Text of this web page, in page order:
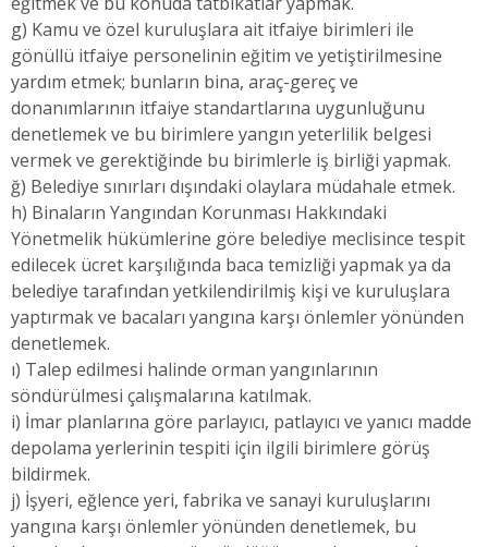
g) Kamu ve özel kuruluşlara ait itfaiye birimleri ile
gönüllü itfaiye personelinin eğitim ve yetiştirilmesine
yardım etmek; bunların bina, araç-gereç ve
donanımlarının itfaiye standartlarına uygunluğunu
denetlemek ve bu birimlere yangın yeterlilik belgesi
vermek ve gerektiğinde bu birimlerle iş birliği yapmak.
ğ) Belediye sınırları dışındaki olaylara müdahale etmek.
h) Binaların Yangından Korunması Hakkındaki
Yönetmelik hükümlerine göre belediye meclisince tespit
edilecek ücret karşılığında baca temizliği yapmak ya da
belediye tarafından yetkilendirilmiş kişi ve kuruluşlara
yaptırmak ve bacaları yangına karşı önlemler yönünden
denetlemek.
ı) Talep edilmesi halinde orman yangınlarının
söndürülmesi çalışmalarına katılmak.
i) İmar planlarına göre parlayıcı, patlayıcı ve yanıcı madde
depolama yerlerinin tespiti için ilgili birimlere görüş
bildirmek.
j) İşyeri, eğlence yeri, fabrika ve sanayi kuruluşlarını
yangına karşı önlemler yönünden denetlemek, bu